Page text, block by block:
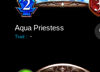
Aqua Priestess
Trait : -